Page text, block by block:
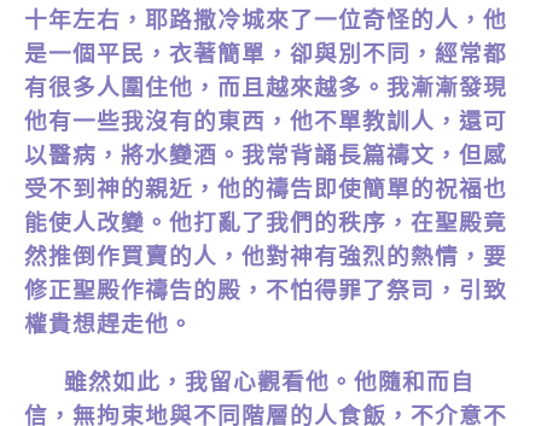
十年左右，耶路撒冷城來了一位奇怪的人，他
是一個平民，衣著簡單，卻與別不同，經常都
有很多人圍住他，而且越來越多。我漸漸發現
他有一些我沒有的東西，他不單教訓人，還可
以醫病，將水變酒。我常背誦長篇禱文，但感
受不到神的親近，他的禱告即使簡單的祝福也
能使人改變。他打亂了我們的秩序，在聖殿竟
然推倒作買賣的人，他對神有強烈的熱情，要
修正聖殿作禱告的殿，不怕得罪了祭司，引致
權貴想趕走他。
雖然如此，我留心觀看他。他隨和而自
信，無拘束地與不同階層的人食飯，不介意不